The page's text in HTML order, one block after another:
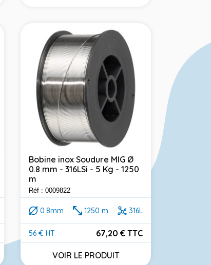
Bobine inox Soudure MIG Ø
0.8 mm - 316LSi - 5 Kg - 1250
m
Réf : 0009822
0.8mm 1250 m 316L
56 € HT
Prix
67,20 € TTC
VOIR LE PRODUIT